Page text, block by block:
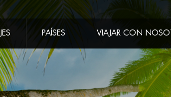
PAÍSES VIAJAR CON